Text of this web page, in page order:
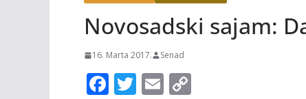
Novosadski sajam:
16. Marta 2017. Senad
F T E